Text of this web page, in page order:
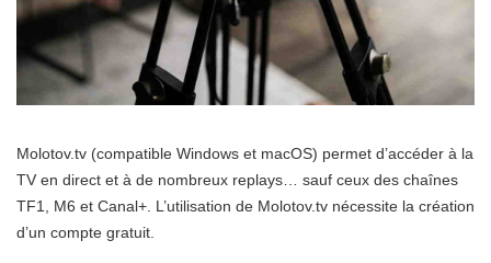
Molotov.tv (compatible Windows et macOS) permet d’accéder à la
TV en direct et à de nombreux replays… sauf ceux des chaînes
TF1, M6 et Canal+. L’utilisation de Molotov.tv nécessite la création
d’un compte gratuit.